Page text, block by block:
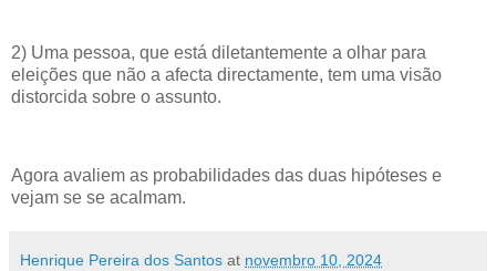
2) Uma pessoa, que está diletantemente a olhar para
eleições que não a afecta directamente, tem uma visão
distorcida sobre o assunto.
Agora avaliem as probabilidades das duas hipóteses e
vejam se se acalmam.
Henrique Pereira dos Santos at novembro 10, 2024